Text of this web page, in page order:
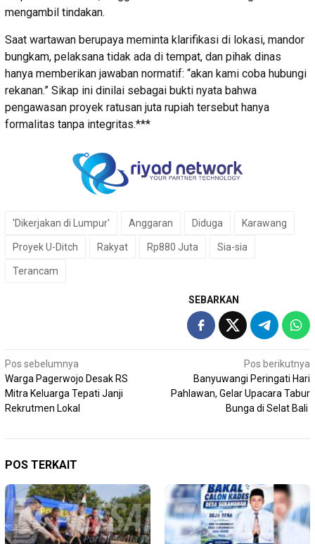
mengambil tindakan.
Saat wartawan berupaya meminta klarifikasi di lokasi, mandor
bungkam, pelaksana tidak ada di tempat, dan pihak dinas
hanya memberikan jawaban normatif: “akan kami coba hubungi
rekanan.” Sikap ini dinilai sebagai bukti nyata bahwa
pengawasan proyek ratusan juta rupiah tersebut hanya
formalitas tanpa integritas.***
'Dikerjakan di Lumpur' Anggaran Diduga Karawang
Proyek U-Ditch Rakyat Rp880 Juta Sia-sia
Terancam
SEBARKAN
Navigasi
pos
Pos sebelumnya
Warga Pagerwojo Desak RS
Mitra Keluarga Tepati Janji
Rekrutmen Lokal
Pos berikutnya
Banyuwangi Peringati Hari
Pahlawan, Gelar Upacara Tabur
Bunga di Selat Bali
POS TERKAIT